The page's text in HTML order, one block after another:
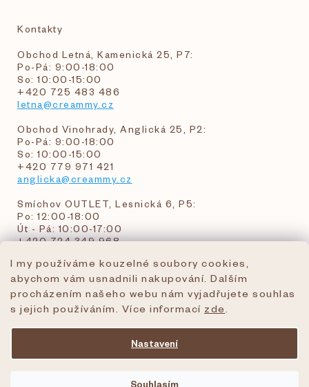
I my používáme kouzelné soubory cookies,
abychom vám usnadnili nakupování. Dalším
procházením našeho webu nám vyjadřujete souhlas
s jejich používáním. Více informací zde
Nastavení
Souhlasím
Kontakty
Obchod Letná, Kamenická 25, P7:
Po-Pá: 9:00-18:00
So: 10:00-15:00
+420 725 483 486
letna@creammy.cz
Obchod Vinohrady, Anglická 25, P2:
Po-Pá: 9:00-18:00
So: 10:00-15:00
+420 779 971 421
anglicka@creammy.cz
Smíchov OUTLET, Lesnická 6, P5:
Po: 12:00-18:00
Út - Pá: 10:00-17:00
+420 724 349 968
objednavky@creammy.cz
tel:+420 724 349 968